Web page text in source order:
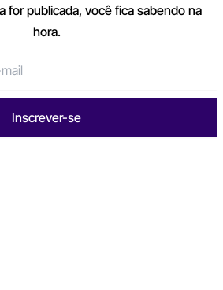
for publicada, você fica sabendo na
hora.
Inscrever-se